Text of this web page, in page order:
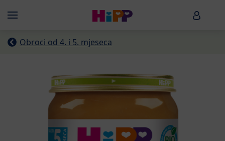
Menü HiPP
Obroci od 4. i 5. mjeseca